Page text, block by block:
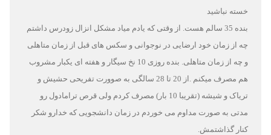
خسته نباشید
بنده 35 سالم هست. از وقتی که یادم میاد مشکل انزال زودرس داشتم
چه از زمان خود ارضایی در نوجوانی و سکس های قبل از زمان متاهلی
و چه از زمان متاهلی. بنده روزی 10 نخ سیگار و هفته ای یکبار مشروب
هم مصرف میکنم .از 20 تا 28 سالگی به صوورت تفریحی حشیش و
تریاک و شیشه (تقریبا 10 بار) مصرف کردم ولی قرص ترامادول رو
مدتی به صورت مداوم می خوردم در زمان دانشجویی که خدارو شکر
کنار گذاشتمش.